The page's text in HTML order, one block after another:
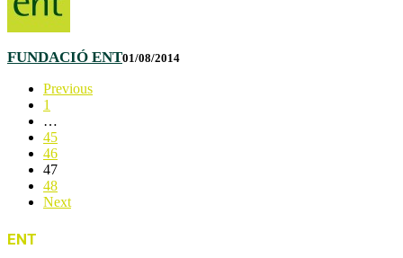
FUNDACIÓ ENT01/08/2014
Previous
1
…
45
46
47
48
Next
ENT